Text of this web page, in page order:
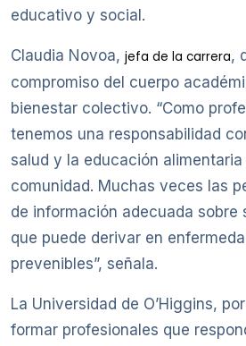
educativo y social.
Claudia Novoa, jefa de la carrera,
compromiso del cuerpo
bienestar colectivo. “Como
tenemos una responsabilidad
salud y la educación alimentaria
comunidad. Muchas veces las
de información adecuada sobre
que puede derivar en
prevenibles”, señala.
La Universidad de O’Higgins,
formar profesionales que